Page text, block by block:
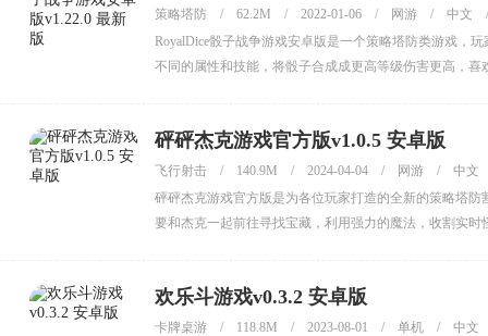
策略塔防 / 62.2M / 2022-01-06 / 网游 / 中文
/
RoyalDice骰子战争游戏安卓版是一个策略塔防类游戏，
不同的属性和技能，将骰子合成成更高等级伤害更高，
砰砰杰克游戏官方版v1.0.5 安卓版
飞行射击 / 140.9M / 2024-04-04 / 网游 /
中文
砰砰杰克游戏官方版是为各位玩家打造的全新的策略塔
要和杰克一起前往寻找宝藏，利用强力的魔法，收割实
欢乐斗游戏v0.3.2 安卓版
卡牌桌游 / 118.8M / 2023-08-01 / 单机 /
中文